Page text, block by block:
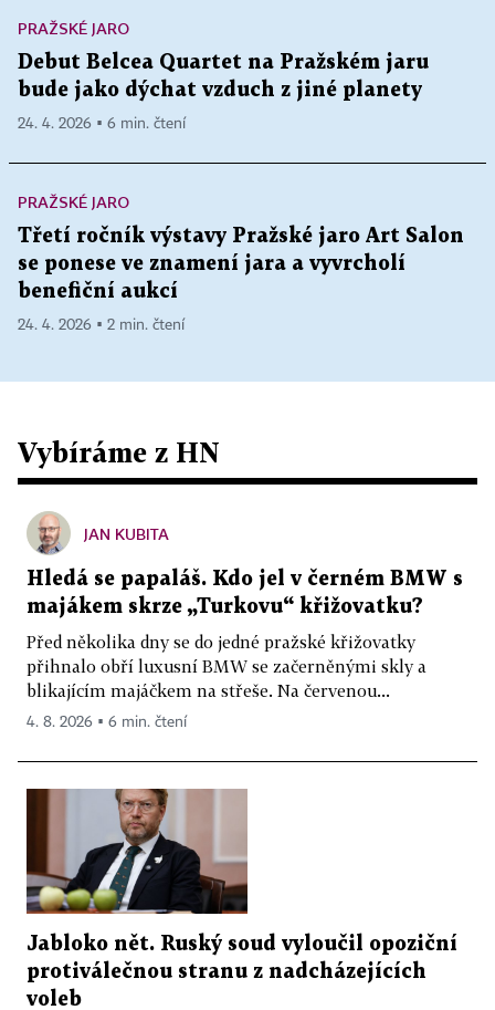
PRAŽSKÉ JARO
Debut Belcea Quartet na Pražském jaru
bude jako dýchat vzduch z jiné planety
24. 4. 2026 ▪ 6 min. čtení
PRAŽSKÉ JARO
Třetí ročník výstavy Pražské jaro Art Salon
se ponese ve znamení jara a vyvrcholí
benefiční aukcí
24. 4. 2026 ▪ 2 min. čtení
Vybíráme z HN
JAN KUBITA
Hledá se papaláš. Kdo jel v černém BMW s
majákem skrze „Turkovu“ křižovatku?
Před několika dny se do jedné pražské křižovatky
přihnalo obří luxusní BMW se začerněnými skly a
blikajícím majáčkem na střeše. Na červenou...
4. 8. 2026 ▪ 6 min. čtení
Jabloko nět. Ruský soud vyloučil opoziční
protiválečnou stranu z nadcházejících
voleb